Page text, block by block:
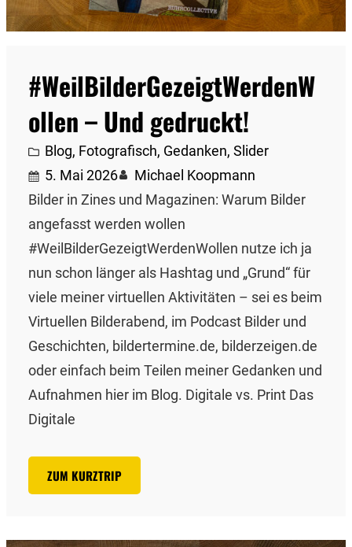
#WeilBilderGezeigtWerdenW
ollen – Und gedruckt!
Blog, Fotografisch, Gedanken, Slider
5. Mai 2026
Michael Koopmann
Bilder in Zines und Magazinen: Warum Bilder
angefasst werden wollen
#WeilBilderGezeigtWerdenWollen nutze ich ja
nun schon länger als Hashtag und „Grund“ für
viele meiner virtuellen Aktivitäten – sei es beim
Virtuellen Bilderabend, im Podcast Bilder und
Geschichten, bildertermine.de, bilderzeigen.de
oder einfach beim Teilen meiner Gedanken und
Aufnahmen hier im Blog. Digitale vs. Print Das
Digitale
ZUM KURZTRIP